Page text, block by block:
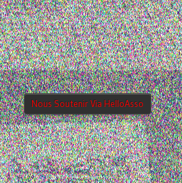
Nous Soutenir Via HelloAsso